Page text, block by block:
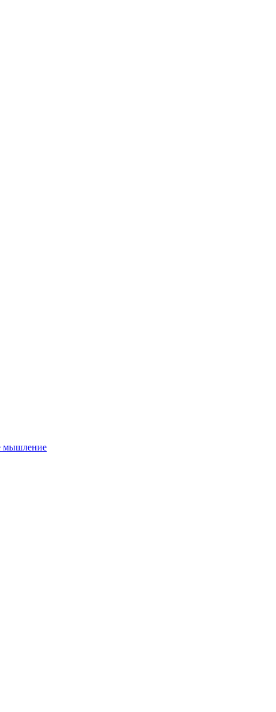
мышление